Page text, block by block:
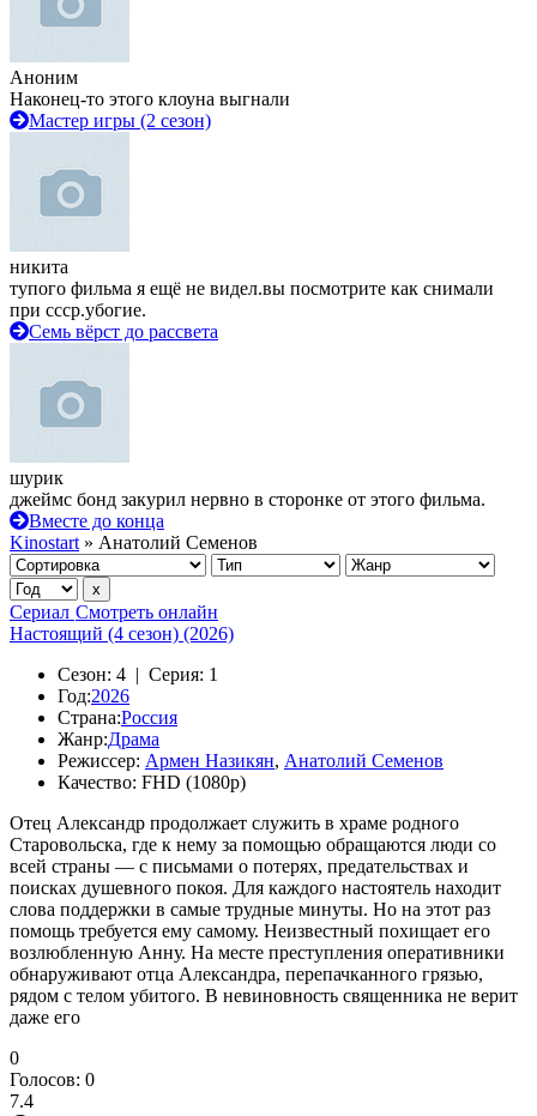
Аноним
Наконец-то этого клоуна выгнали
Мастер игры (2 сезон)
никита
тупого фильма я ещё не видел.вы посмотрите как снимали
при ссср.убогие.
Семь вёрст до рассвета
шурик
джеймс бонд закурил нервно в сторонке от этого фильма.
Вместе до конца
Kinostart » Анатолий Семенов
Сериал Смотреть онлайн
Настоящий (4 сезон) (2026)
Сезон: 4 | Серия: 1
Год:2026
Страна:Россия
Жанр:Драма
Режиссер: Армен Назикян, Анатолий Семенов
Качество: FHD (1080p)
Отец Александр продолжает служить в храме родного
Старовольска, где к нему за помощью обращаются люди со
всей страны — с письмами о потерях, предательствах и
поисках душевного покоя. Для каждого настоятель находит
слова поддержки в самые трудные минуты. Но на этот раз
помощь требуется ему самому. Неизвестный похищает его
возлюбленную Анну. На месте преступления оперативники
обнаруживают отца Александра, перепачканного грязью,
рядом с телом убитого. В невиновность священника не верит
даже его
0
Голосов: 0
7.4